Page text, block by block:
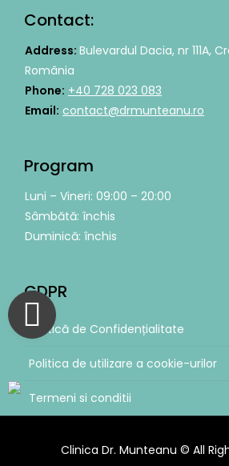
Contact:
Address: Bulevardul Dacia, nr 111A,
România
Phone: +40 728 023 083
Email: contact@drmunteanu.ro
Program
Luni – Vineri: 09:00 – 20:00
Sâmbătă: închis
Duminică: închis
GDPR
Politică de Confidențialitate
Politica de utilizare a cookie-urilor
Termeni si conditii
Clinica Dr. Munteanu © All